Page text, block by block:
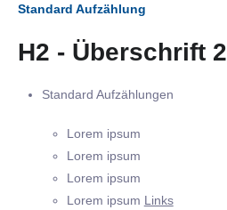
Standard Aufzählung
H2 - Überschrift 2
Standard Aufzählungen
Lorem ipsum
Lorem ipsum
Lorem ipsum
Lorem ipsum Links